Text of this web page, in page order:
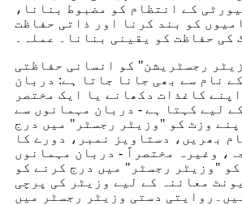
کے انتظام کو مضبوط بنانا،
کو بند کرنا اور ذاتی حفاظت
کی حفاظت کو یقینی بنانا۔ عملہ۔
رجسٹریشن" کو انسانی حفاظتی
نام سے بھی جانا جاتا ہے: دربان
کاغذات دکھانے یا ایک مختصر
لیے کہتا ہے - دربان مہمانوں سے
وزٹ کو "وزیٹر رجسٹر" میں درج
بھریں، دستاویز نمبر، دورے کا
وغیرہ مختصراً - دربان مہمانوں
"وزیٹر رجسٹر" میں درج کرنے کو
معائنہ کے لیے وزیٹر کی پرچی
دستی وزیٹر رجسٹر میں